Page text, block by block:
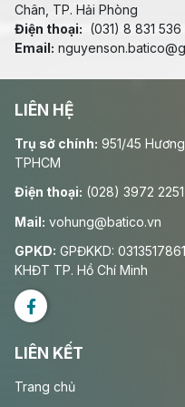
Chân, TP. Hải Phòng
Điện thoại: (031) 8 831
Email:
LIÊN HỆ
Trụ sở chính: 951/45
TPHCM
Điện thoại: (028) 3972
Mail: vohung@batico.vn
GPKD: GPĐKKD:
KHĐT TP. Hồ Chí Minh
LIÊN KẾT
Trang chủ